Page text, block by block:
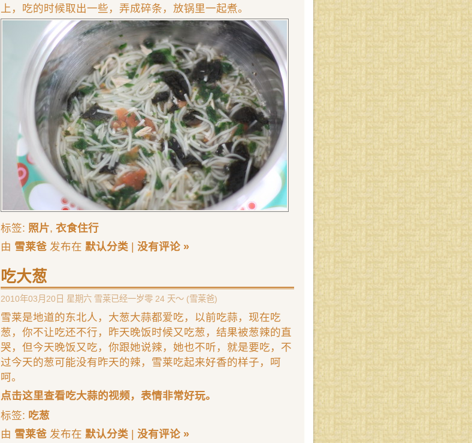
上，吃的时候取出一些，弄成碎条，放锅里一起煮。
标签: 照片, 衣食住行
由 雪莱爸 发布在 默认分类 没有评论 »
吃大葱
2010年03月20日 星期六 雪莱已经一岁零 24 天～ (雪莱爸)
雪莱是地道的东北人，大葱大蒜都爱吃，以前吃蒜，现在吃
葱，你不让吃还不行，昨天晚饭时候又吃葱，结果被葱辣的直
哭，但今天晚饭又吃，你跟她说辣，她也不听，就是要吃，不
过今天的葱可能没有昨天的辣，雪莱吃起来好香的样子，呵
呵。
点击这里查看吃大蒜的视频，表情非常好玩。
标签: 吃葱
由 雪莱爸 发布在 默认分类 没有评论 »